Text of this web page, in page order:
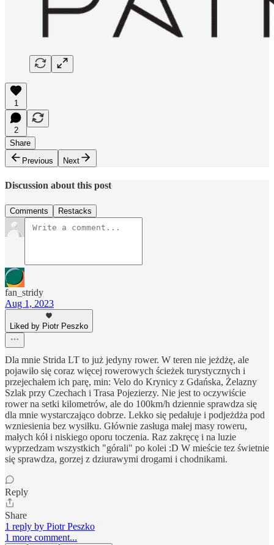
1
2
Share
Previous
Next
Discussion about this post
Comments Restacks
fan_stridy
Aug 1, 2023
Liked by Piotr Peszko
Dla mnie Strida LT to już jedyny rower. W teren nie jeżdżę, ale
pojawiło się coraz więcej rowerowych ścieżek turystycznych i
przejechałem ich parę, min: Velo do Krynicy z Gdańska, Żelazny
Szlak przy Czechach i Trasa Pojezierzy. Nie jest to oczywiście
rower na setki kilometrów, ale do 100km/h dziennie sprawdza się
dla mnie wystarczająco dobrze. Lekko się pedałuje i podjeżdża pod
wzniesienia bez wysiłku. Głównie zasługa małej masy roweru,
małych kół i niskiego oporu toczenia. Raz zakręcę i na luzie
wyprzedzam wszystkich "górali" po kolei :D W mieście tez świetnie
się sprawdza, gorzej z dziurawymi drogami i chodnikami.
Reply
Share
1 reply by Piotr Peszko
1 more comment...